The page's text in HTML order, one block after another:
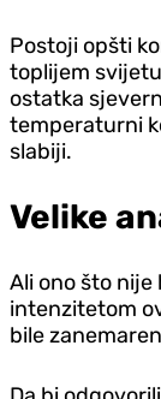
Postoji opšti
toplijem
ostatka
temperaturni
slabiji.
Velike
Ali ono što nije
intenzitetom
bile